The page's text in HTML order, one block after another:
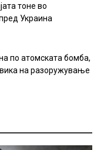
тоне во
Украина
по атомската бомба,
на разоружување